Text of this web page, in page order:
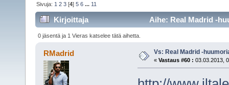
Sivuja: 1 2 3 [4]5 6 ... 11
Kirjoittaja Aihe: Real Madrid -
0 jäsentä ja 1 Vieras katselee tätä aihetta.
RMadrid Vs: Real Madrid -
« Vastaus #60 : 03.03.2013,